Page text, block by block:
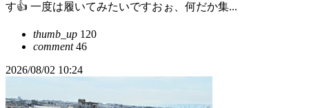
す👍 一度は履いてみたいですおぉ、何だか集...
thumb_up 120
comment46
2026/08/02 10:24